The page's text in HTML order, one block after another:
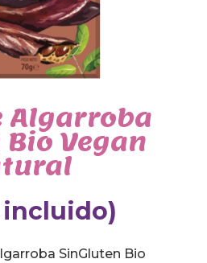
Algarroba
Vegan
incluido)
SinGluten Bio